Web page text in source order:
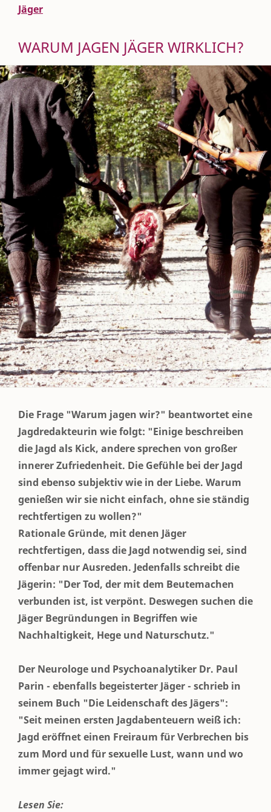
Jäger
WARUM JAGEN JÄGER WIRKLICH?
Die Frage "Warum jagen wir?" beantwortet eine
Jagdredakteurin wie folgt: "Einige beschreiben
die Jagd als Kick, andere sprechen von großer
innerer Zufriedenheit. Die Gefühle bei der Jagd
sind ebenso subjektiv wie in der Liebe. Warum
genießen wir sie nicht einfach, ohne sie ständig
rechtfertigen zu wollen?"
Rationale Gründe, mit denen Jäger
rechtfertigen, dass die Jagd notwendig sei, sind
offenbar nur Ausreden. Jedenfalls schreibt die
Jägerin: "Der Tod, der mit dem Beutemachen
verbunden ist, ist verpönt. Deswegen suchen die
Jäger Begründungen in Begriffen wie
Nachhaltigkeit, Hege und Naturschutz."
Der Neurologe und Psychoanalytiker Dr. Paul
Parin - ebenfalls begeisterter Jäger - schrieb in
seinem Buch "Die Leidenschaft des Jägers":
"Seit meinen ersten Jagdabenteuern weiß ich:
Jagd eröffnet einen Freiraum für Verbrechen bis
zum Mord und für sexuelle Lust, wann und wo
immer gejagt wird."
Lesen Sie: